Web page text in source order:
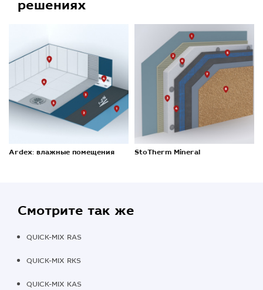
решениях
Ardex: влажные помещения StoTherm Mineral
Смотрите так же
QUICK-MIX RAS
QUICK-MIX RKS
QUICK-MIX KAS